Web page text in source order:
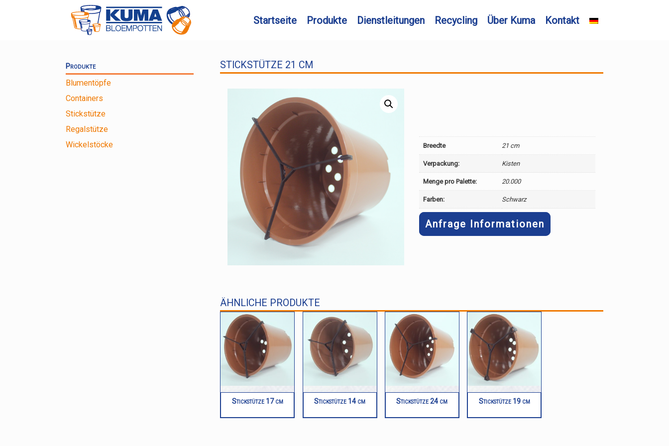
Startseite Produkte Dienstleitungen Recycling Über Kuma Kontakt
STICKSTÜTZE 21 CM
Breedte 21 cm
Verpackung: Kisten
Menge pro Palette: 20.000
Farben: Schwarz
Anfrage Informationen
ÄHNLICHE PRODUKTE
Stickstütze 17 cm Stickstütze 14 cm Stickstütze 24 cm Stickstütze 19 cm
Produkte
Blumentöpfe
Containers
Stickstütze
Regalstütze
Wickelstöcke